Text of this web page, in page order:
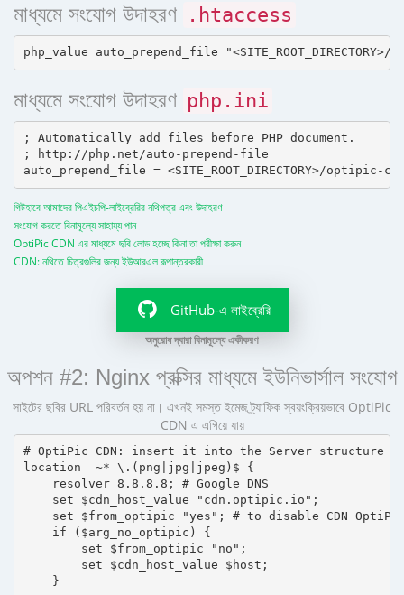
মাধ্যমে সংযোগ উদাহরণ .htaccess
মাধ্যমে সংযোগ উদাহরণ php.ini
; Automatically add files before PHP document.
; http://php.net/auto-prepend-file
গিটহাবে আমাদের পিএইচপি-লাইব্রেরির নথিপত্র এবং উদাহরণ
সংযোগ করতে বিনামূল্যে সাহায্য পান
OptiPic CDN এর মাধ্যমে ছবি লোড হচ্ছে কিনা তা পরীক্ষা করুন
CDN: নথিতে চিত্রগুলির জন্য ইউআরএল রূপান্তরকারী
GitHub-এ লাইব্রেরি
অনুরোধ দ্বারা বিনামূল্যে একীকরণ
অপশন #2: Nginx প্রক্সির মাধ্যমে ইউনিভার্সাল সংযোগ
সাইটের ছবির URL পরিবর্তন হয় না। এখনই সমস্ত ইমেজ ট্র্যাফিক স্বয়ংক্রিয়ভাবে OptiPic
CDN এ এগিয়ে যায়
# OptiPic CDN: insert it into the Server structure
location  ~* \.(png|jpg|jpeg)$ {
    resolver 8.8.8.8; # Google DNS
    set $cdn_host_value "cdn.optipic.io";
set $from_optipic "yes"; # to disable CDN
    if ($arg_no_optipic) {
        set $from_optipic "no";
        set $cdn_host_value $host;
    }